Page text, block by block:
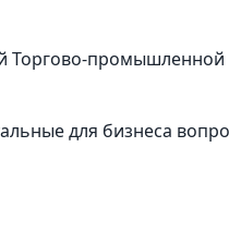
Торгово-промышленной
для бизнеса